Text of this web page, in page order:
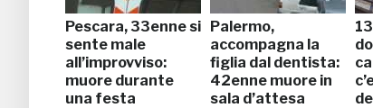
Pescara, 33enne si
sente male
all’improvviso:
muore durante
una festa
Palermo,
accompagna la
figlia dal dentista:
42enne muore in
sala d’attesa